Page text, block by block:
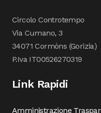
Circolo Controtempo
Via Cumano, 3
34071 Cormòns (Gorizia)
P.Iva IT00526270319
Link Rapidi
Amministrazione